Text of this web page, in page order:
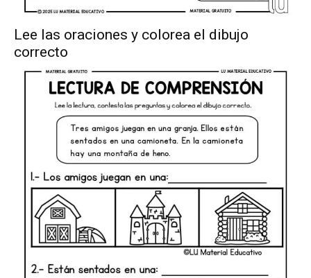
Temas
Redacción
Tablas de multiplicar
Ortografía
Problemarios matemáticos
Efemerides
Sopa de letras
Registros de conducta, trabajos y tareas
Matemáticas
Sumas
Restas
Lee las oraciones y colorea el dibujo
correcto